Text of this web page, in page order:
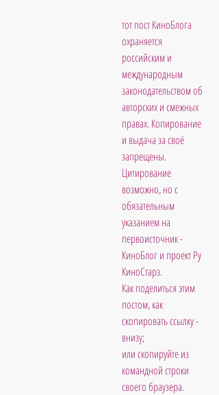
тот пост КиноБлога
охраняется
российским и
международным
законодательством об
авторских и смежных
правах. Копирование
и выдача за своё
запрещены.
Цитирование
возможно, но с
обязательным
указанием на
первоисточник -
КиноБлог и проект Ру
КиноСтарз.
Как поделиться этим
постом, как
скопировать ссылку -
внизу;
или скопируйте из
командной строки
своего браузера.